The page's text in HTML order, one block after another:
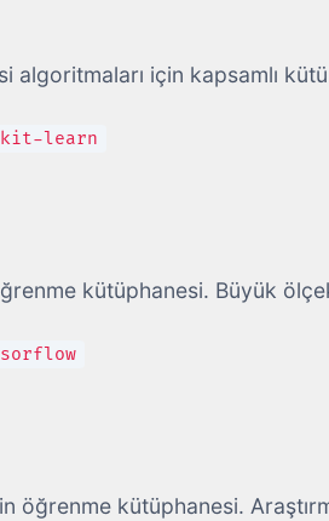
algoritmaları için kapsamlı
learn
kütüphanesi. Büyük
öğrenme kütüphanesi.